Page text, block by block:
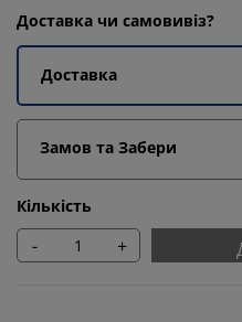
Доставка чи самовивіз?
Доставка
Замов та Забери
Кількість
- +